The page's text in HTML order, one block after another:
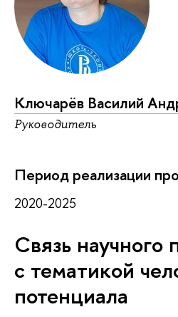
Ключарёв Василий
Руководитель
Период реализации
2020-2025
Связь научного
с тематикой
потенциала